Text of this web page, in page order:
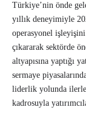
Türkiye’nin önde
yıllık deneyimiyle
operasyonel
çıkararak sektörde
altyapısına yaptığı
sermaye
liderlik yolunda
kadrosuyla